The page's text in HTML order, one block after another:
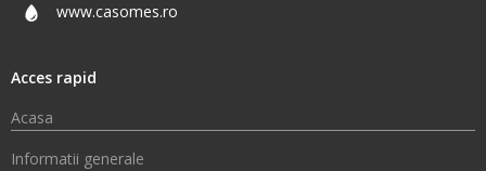
www.casomes.ro
Acces rapid
Acasa
Informatii generale